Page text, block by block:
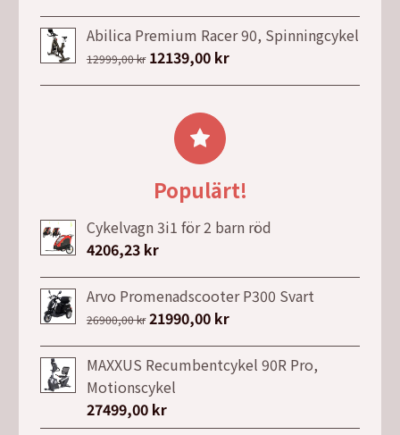
priset
var:
priset
är:
Abilica Premium Racer 90, Spinningcykel
12999,00kr Det
12999,00 kr.
12139,00 krDet
Populärt!
Cykelvagn 3i1 för 2 barn röd
4206,23 kr
Arvo Promenadscooter P300 Svart
26900,00kr Det
ursprungliga
priset
var:
26900,00 kr.
21990,00 krDet
nuvarande
priset
MAXXUS Recumbentcykel 90R Pro,
Motionscykel
27499,00 kr